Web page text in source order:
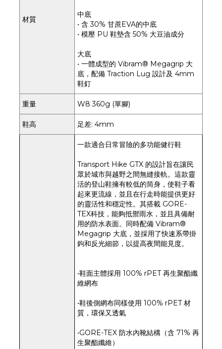
材質
中底
• 含 30% 甘蔗EVA的中底
• 模壓 PU 鞋墊含 50% 大豆油成分
大底
• 一體成型的 Vibram® Megagrip 大
底，配備 Traction Lug 設計及 4mm
鞋釘
重量 W8 360g (單腳)
鞋高 足差: 4mm
一款適合日常冒險的多功能健行鞋
Transport Hike GTX 的設計旨在讓民
眾於城市與越野之間無縫接軌。這款靈
活的登山鞋擁有較低的筒身，使鞋子看
起來更流線，並且在行走時能提供更好
的靈活性和穩定性。其搭載 GORE-
TEX科技，能夠抵禦雨水，並且具備耐
用的防水表面。同時配備 Vibram®
Megagrip 大底，並採用了快速系帶掛
鉤和反光細節，以提高夜間能見度。
•鞋面主體採用 100% rPET 再生聚酯纖
維網布
•鞋後側網布同樣使用 100% rPET 材
質，環保又透氣
•GORE-TEX 防水內靴結構（含 71% 再
生聚酯纖維）